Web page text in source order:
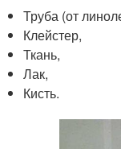
Труба (от
Клейстер,
Ткань,
Лак,
Кисть.